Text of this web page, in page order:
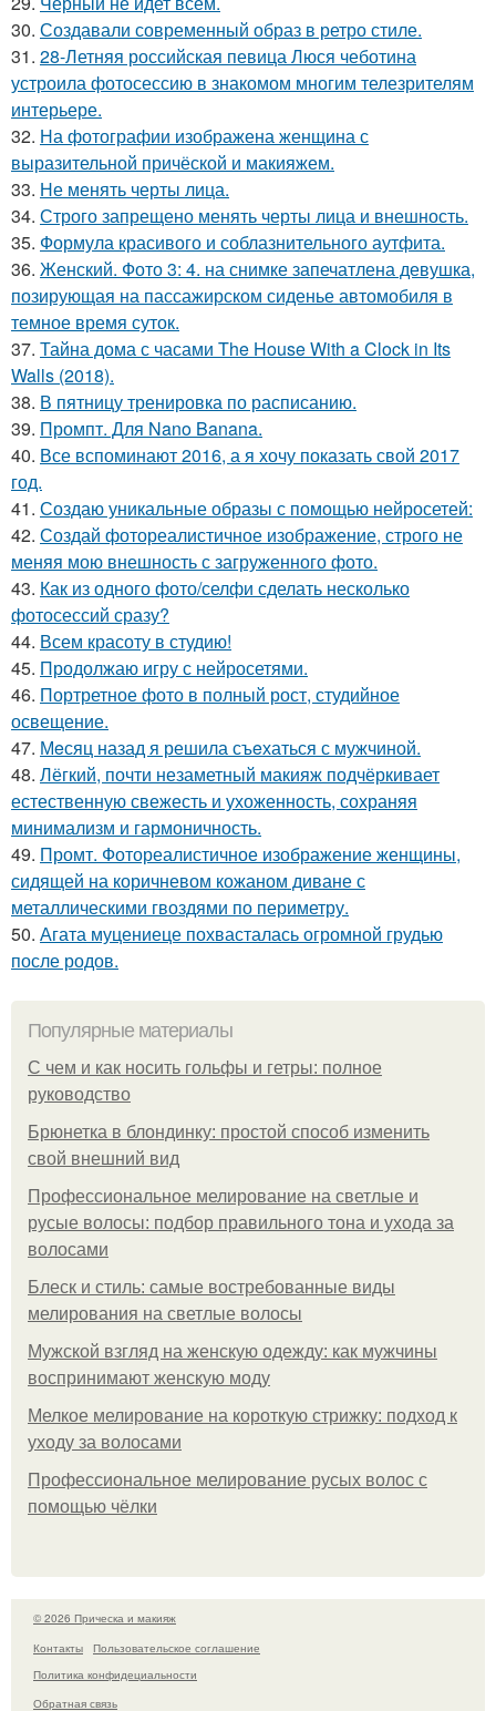
30. Создавали современный образ в ретро стиле.
31. 28-Летняя российская певица Люся чеботина
устроила фотосессию в знакомом многим телезрителям
интерьере.
32. На фотографии изображена женщина с
выразительной причёской и макияжем.
33. Не менять черты лица.
34. Строго запрещено менять черты лица и внешность.
35. Формула красивого и соблазнительного аутфита.
36. Женский. Фото 3: 4. на снимке запечатлена девушка,
позирующая на пассажирском сиденье автомобиля в
темное время суток.
37. Тайна дома с часами The House With a Clock in Its
Walls (2018).
38. В пятницу тренировка по расписанию.
39. Промпт. Для Nano Banana.
40. Все вспоминают 2016, а я хочу показать свой 2017
год.
41. Создаю уникальные образы с помощью нейросетей:
42. Создай фотореалистичное изображение, строго не
меняя мою внешность с загруженного фото.
43. Как из одного фото/селфи сделать несколько
фотосессий сразу?
44. Всем красоту в студию!
45. Продолжаю игру с нейросетями.
46. Портретное фото в полный рост, студийное
освещение.
47. Мeсяц назад я решила съeхаться с мужчиной.
48. Лёгкий, почти незаметный макияж подчёркивает
естественную свежесть и ухоженность, сохраняя
минимализм и гармоничность.
49. Промт. Фотореалистичное изображение женщины,
сидящей на коричневом кожаном диване с
металлическими гвоздями по периметру.
50. Агата муцениеце похвасталась огромной грудью
после родов.
Популярные материалы
С чем и как носить гольфы и гетры: полное
руководство
Брюнетка в блондинку: простой способ изменить
свой внешний вид
Профессиональное мелирование на светлые и
русые волосы: подбор правильного тона и ухода за
волосами
Блеск и стиль: самые востребованные виды
мелирования на светлые волосы
Мужской взгляд на женскую одежду: как мужчины
воспринимают женскую моду
Мелкое мелирование на короткую стрижку: подход к
уходу за волосами
Профессиональное мелирование русых волос с
помощью чёлки
© 2026 Прическа и макияж
Контакты
Пользовательское соглашение
Политика конфидециальности
Обратная связь